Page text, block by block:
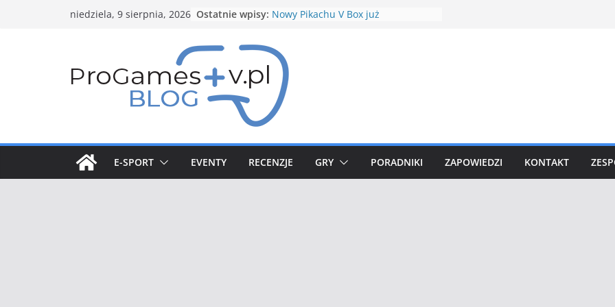
niedziela, 9 sierpnia, 2026 Ostatnie wpisy: Nowy Pikachu V Box już
Nowe budowle w Minecraft Shrines
Structures Mod 1.18.1
Genesect (Shock Drive) debiutuje w
5 gwiazdkowych raidach
Styczniowe Community Days w
E-SPORT EVENTY RECENZJE GRY PORADNIKI ZAPOWIEDZI KONTAKT